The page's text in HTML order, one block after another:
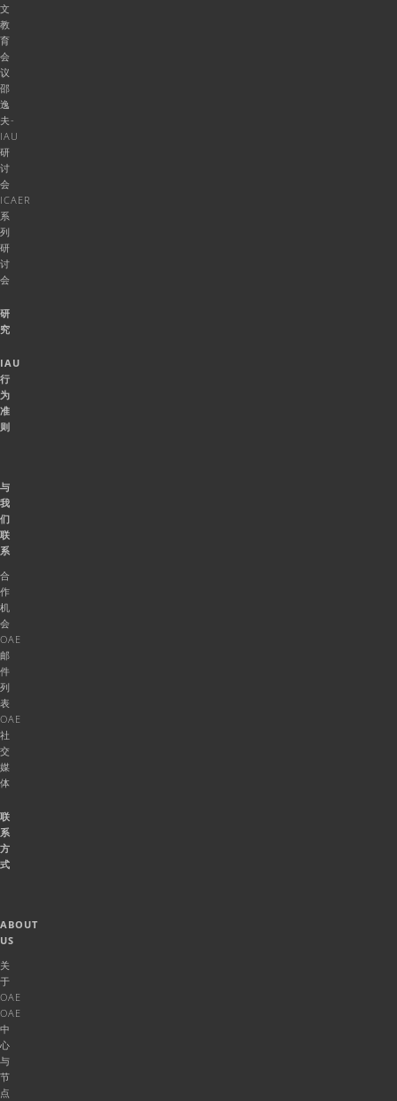
文
教
育
会
议
邵
逸
夫-
IAU
研
讨
会
ICAER
系
列
研
讨
会
研
究
IAU
行
为
准
则
与
我
们
联
系
合
作
机
会
OAE
邮
件
列
表
OAE
社
交
媒
体
联
系
方
式
ABOUT
US
关
于
OAE
OAE
中
心
与
节
点